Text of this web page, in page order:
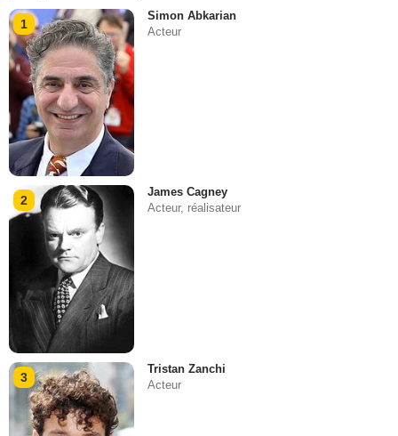
1
Simon Abkarian
Acteur
2
James Cagney
Acteur, réalisateur
3
Tristan Zanchi
Acteur